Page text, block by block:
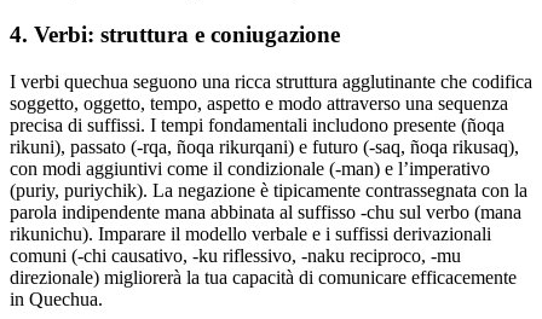
4. Verbi: struttura e coniugazione
I verbi quechua seguono una ricca struttura agglutinante che codifica
soggetto, oggetto, tempo, aspetto e modo attraverso una sequenza
precisa di suffissi. I tempi fondamentali includono presente (ñoqa
rikuni), passato (-rqa, ñoqa rikurqani) e futuro (-saq, ñoqa rikusaq),
con modi aggiuntivi come il condizionale (-man) e l’imperativo
(puriy, puriychik). La negazione è tipicamente contrassegnata con la
parola indipendente mana abbinata al suffisso -chu sul verbo (mana
rikunichu). Imparare il modello verbale e i suffissi derivazionali
comuni (-chi causativo, -ku riflessivo, -naku reciproco, -mu
direzionale) migliorerà la tua capacità di comunicare efficacemente
in Quechua.